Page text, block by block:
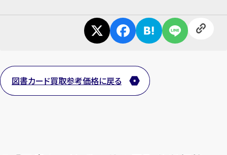
します
まずはお電話で無料査定
図書カード買取参考価格に戻る